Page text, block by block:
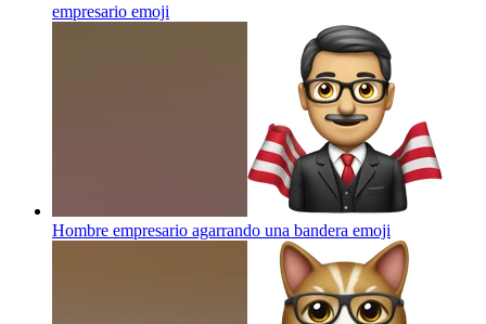
empresario emoji
Hombre empresario agarrando una bandera emoji